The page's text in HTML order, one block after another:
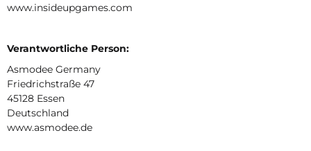
www.insideupgames.com
Verantwortliche Person:
Asmodee Germany
Friedrichstraße 47
45128 Essen
Deutschland
www.asmodee.de